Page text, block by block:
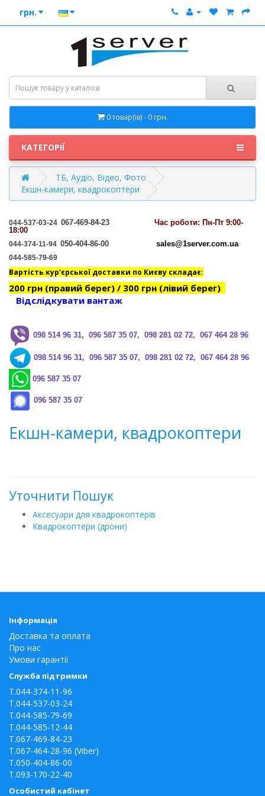
грн.
0 товар(ів) - 0 грн.
КАТЕГОРІЇ
ТБ, Аудіо, Відео, Фото
Екшн-камери, квадрокоптери
044-537-03-24 067-469-84-23 Час роботи: Пн-Пт 9:00-
18:00
044-374-11-94 050-404-86-00 sales@1server.com.ua
044-585-79-69
Вартість кур'єрської доставки по Києву складає:
200 грн (правий берег) / 300 грн (лівий берег)
Відслідкувати вантаж
098 514 96 31, 096 587 35 07, 098 281 02 72, 067 464 28 96
098 514 96 31, 096 587 35 07, 098 281 02 72, 067 464 28 96
096 587 35 07
096 587 35 07
Екшн-камери, квадрокоптери
Уточнити Пошук
Аксесуари для квадрокоптерів
Квадрокоптери (дрони)
Інформація
Доставка та оплата
Про нас
Умови гарантії
Служба підтримки
T.044-374-11-96
T.044-537-03-24
T.044-585-79-69
T.044-585-12-44
T.067-469-84-23
T.067-464-28-96 (Viber)
T.050-404-86-00
T.093-170-22-40
Особистий кабінет